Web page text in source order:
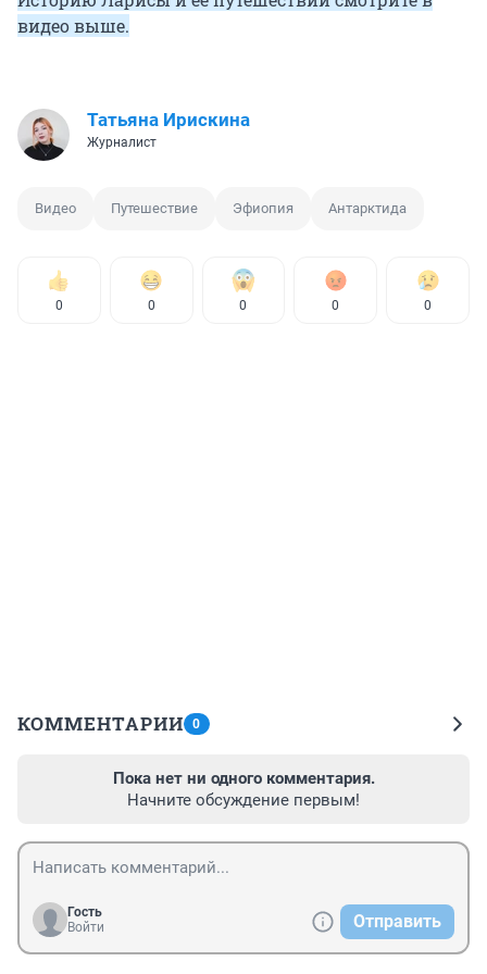
видео выше.
Татьяна Ирискина
Журналист
Видео Путешествие Эфиопия Антарктида
0 0 0 0 0
КОММЕНТАРИИ 0
Пока нет ни одного комментария.
Начните обсуждение первым!
Гость
Войти
Отправить